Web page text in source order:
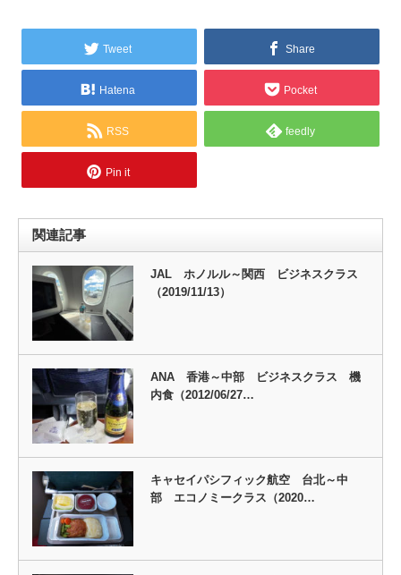
Tweet Share
Hatena Pocket
RSS feedly
Pin it
関連記事
JAL ホノルル～関西 ビジネスクラス
（2019/11/13）
ANA 香港～中部 ビジネスクラス 機
内食（2012/06/27…
キャセイパシフィック航空 台北～中
部 エコノミークラス（2020…